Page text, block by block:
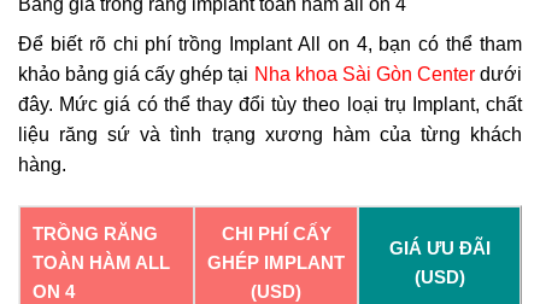
Bảng giá trồng răng implant toàn hàm all on 4
Để biết rõ chi phí trồng Implant All on 4, bạn có thể tham
khảo bảng giá cấy ghép tại Nha khoa Sài Gòn Centerdưới
đây. Mức giá có thể thay đổi tùy theo loại trụ Implant, chất
liệu răng sứ và tình trạng xương hàm của từng khách
hàng.
TRỒNG RĂNG
TOÀN HÀM ALL
ON 4
CHI PHÍ CẤY
GHÉP IMPLANT
(USD)
GIÁ ƯU ĐÃI
(USD)